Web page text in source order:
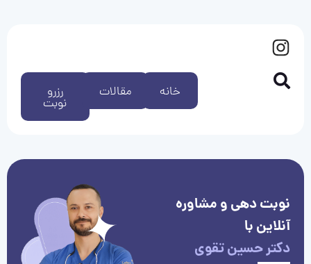
رزرو
نوبت
مقالات خانه
نوبت دهی و مشاوره
آنلاین با
دکتر حسین تقوی